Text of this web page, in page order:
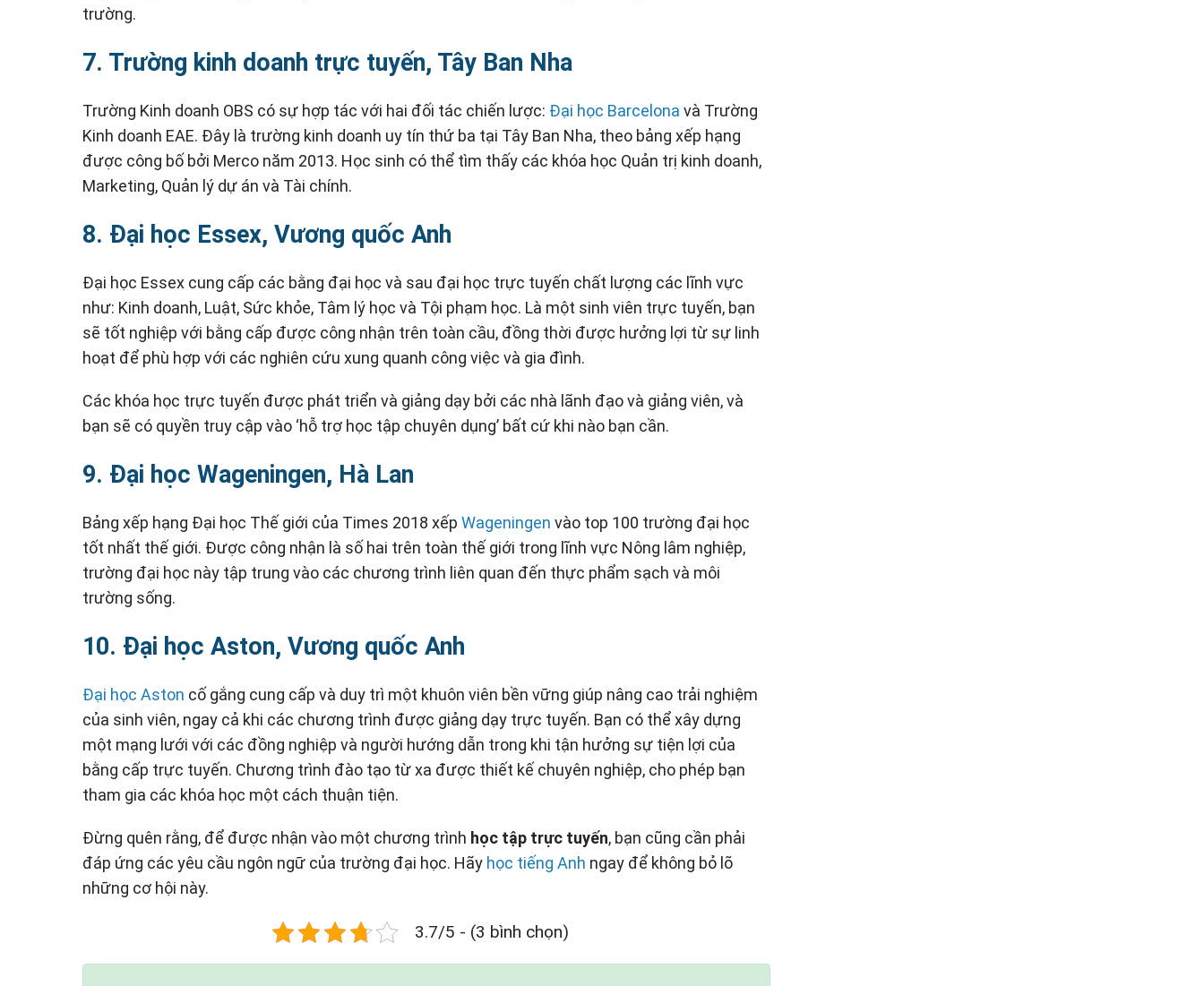
trường.
7. Trường kinh doanh trực tuyến, Tây Ban Nha
Trường Kinh doanh OBS có sự hợp tác với hai đối tác chiến lược: Đại học Barcelona và Trường
Kinh doanh EAE. Đây là trường kinh doanh uy tín thứ ba tại Tây Ban Nha, theo bảng xếp hạng
được công bố bởi Merco năm 2013. Học sinh có thể tìm thấy các khóa học Quản trị kinh doanh,
Marketing, Quản lý dự án và Tài chính.
8. Đại học Essex, Vương quốc Anh
Đại học Essex cung cấp các bằng đại học và sau đại học trực tuyến chất lượng các lĩnh vực
như: Kinh doanh, Luật, Sức khỏe, Tâm lý học và Tội phạm học. Là một sinh viên trực tuyến, bạn
sẽ tốt nghiệp với bằng cấp được công nhận trên toàn cầu, đồng thời được hưởng lợi từ sự linh
hoạt để phù hợp với các nghiên cứu xung quanh công việc và gia đình.
Các khóa học trực tuyến được phát triển và giảng dạy bởi các nhà lãnh đạo và giảng viên, và
bạn sẽ có quyền truy cập vào ‘hỗ trợ học tập chuyên dụng’ bất cứ khi nào bạn cần.
9. Đại học Wageningen, Hà Lan
Bảng xếp hạng Đại học Thế giới của Times 2018 xếp Wageningen vào top 100 trường đại học
tốt nhất thế giới. Được công nhận là số hai trên toàn thế giới trong lĩnh vực Nông lâm nghiệp,
trường đại học này tập trung vào các chương trình liên quan đến thực phẩm sạch và môi
trường sống.
10. Đại học Aston, Vương quốc Anh
Đại học Aston cố gắng cung cấp và duy trì một khuôn viên bền vững giúp nâng cao trải nghiệm
của sinh viên, ngay cả khi các chương trình được giảng dạy trực tuyến. Bạn có thể xây dựng
một mạng lưới với các đồng nghiệp và người hướng dẫn trong khi tận hưởng sự tiện lợi của
bằng cấp trực tuyến. Chương trình đào tạo từ xa được thiết kế chuyên nghiệp, cho phép bạn
tham gia các khóa học một cách thuận tiện.
Đừng quên rằng, để được nhận vào một chương trình học tập trực tuyến, bạn cũng cần phải
đáp ứng các yêu cầu ngôn ngữ của trường đại học. Hãy học tiếng Anh ngay để không bỏ lõ
những cơ hội này.
3.7/5 - (3 bình chọn)